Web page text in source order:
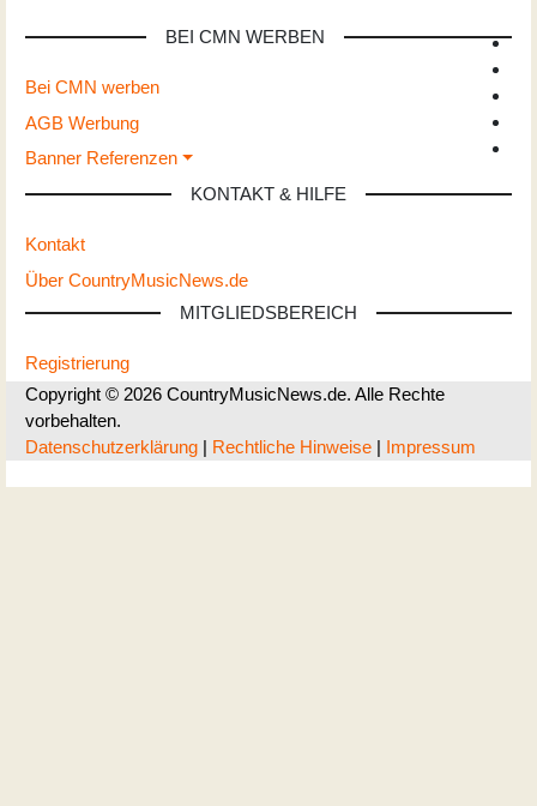
BEI CMN WERBEN
Bei CMN werben
AGB Werbung
Banner Referenzen
KONTAKT & HILFE
Kontakt
Über CountryMusicNews.de
MITGLIEDSBEREICH
Registrierung
Copyright © 2026 CountryMusicNews.de. Alle Rechte
vorbehalten.
Datenschutzerklärung | Rechtliche Hinweise | Impressum